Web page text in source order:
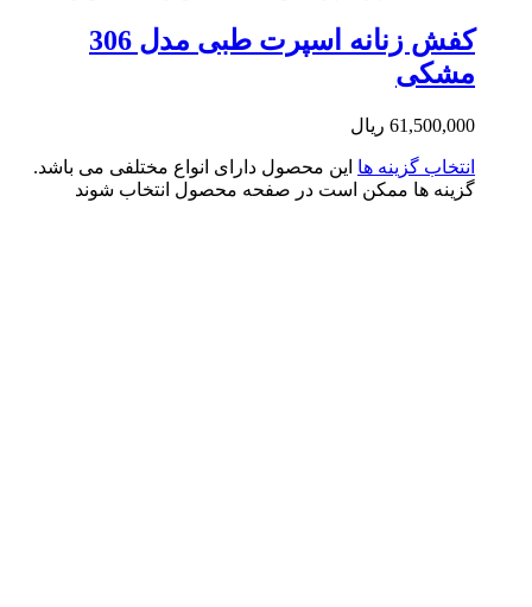
کفش زنانه اسپرت طبی مدل 306
ریال
گزینه ها این محصول دارای انواع مختلفی می باشد.
ها ممکن است در صفحه محصول انتخاب شوند